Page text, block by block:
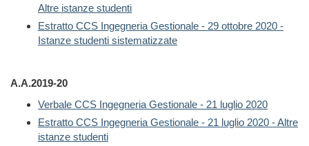
Altre istanze studenti
Estratto CCS Ingegneria Gestionale - 29 ottobre 2020 -
Istanze studenti sistematizzate
A.A.2019-20
Verbale CCS Ingegneria Gestionale - 21 luglio 2020
Estratto CCS Ingegneria Gestionale - 21 luglio 2020 - Altre
istanze studenti